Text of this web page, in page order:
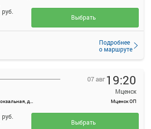
Подробнее
о маршруте
руб.
Выбрать
Орел, г. Орел, ул. Автовокзальная, д. 1
07 авг 19:20
Мценск
Мценск ОП
руб.
Выбрать